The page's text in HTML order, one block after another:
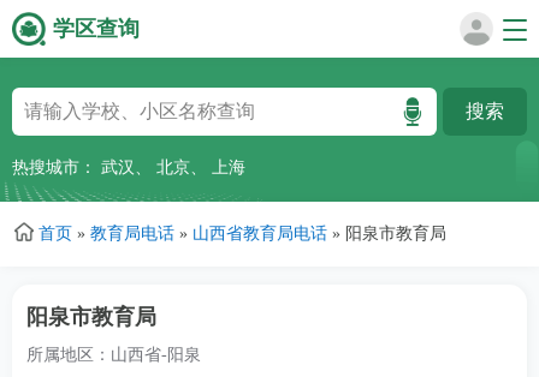
到
主
要
容
学区查询
热搜城市： 武汉 、 北京、 上海
首页 » 教育局电话 » 山西省教育局电话 » 阳泉市教育局
阳泉市教育局
所属地区：山西省-阳泉